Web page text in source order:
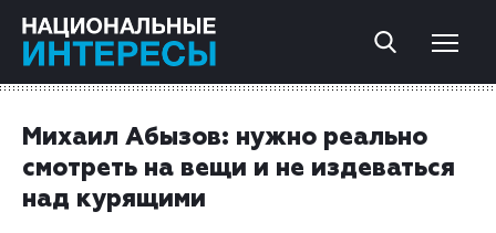
Михаил Абызов: нужно реально
смотреть на вещи и не издеваться
над курящими